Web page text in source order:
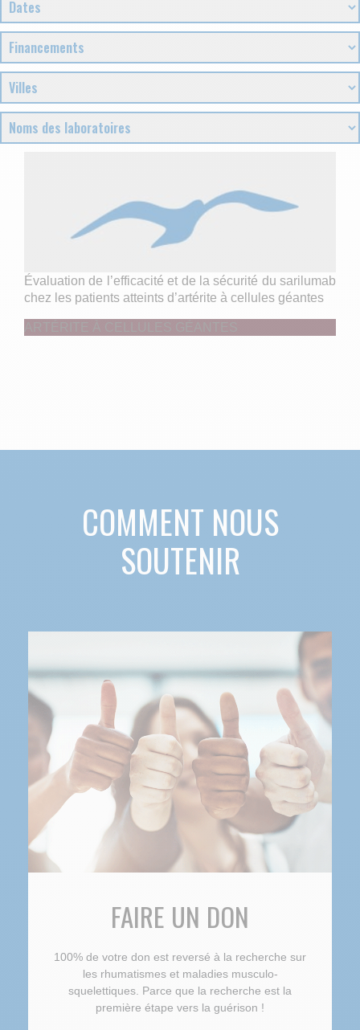
Évaluation de l’efficacité et de la sécurité du sarilumab
chez les patients atteints d’artérite à cellules géantes
COMMENT NOUS
SOUTENIR
FAIRE UN DON
100% de votre don est reversé à la recherche sur
les rhumatismes et maladies musculo-
squelettiques. Parce que la recherche est la
première étape vers la guérison !